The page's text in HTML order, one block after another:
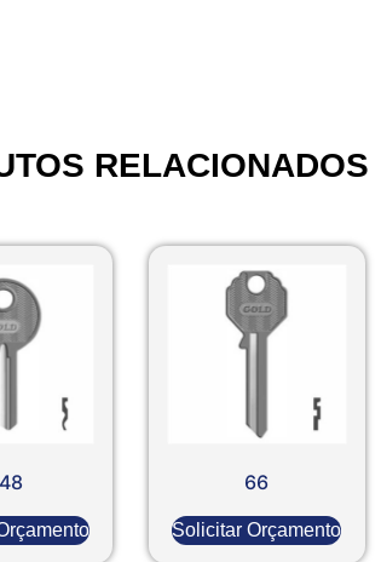
RELACIONADOS
66
Solicitar Orçamento